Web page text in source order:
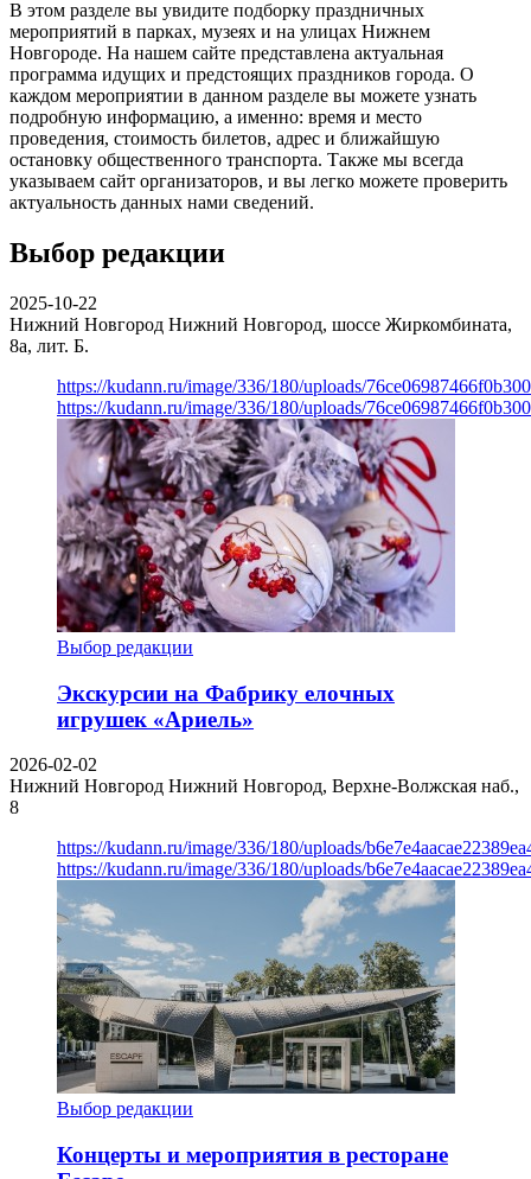
В этом разделе вы увидите подборку праздничных
мероприятий в парках, музеях и на улицах Нижнем
Новгороде. На нашем сайте представлена актуальная
программа идущих и предстоящих праздников города. О
каждом мероприятии в данном разделе вы можете узнать
подробную информацию, а именно: время и место
проведения, стоимость билетов, адрес и ближайшую
остановку общественного транспорта. Также мы всегда
указываем сайт организаторов, и вы легко можете проверить
актуальность данных нами сведений.
Выбор редакции
2025-10-22
Нижний Новгород Нижний Новгород, шоссе Жиркомбината,
8а, лит. Б.
https://kudann.ru/image/336/180/uploads/
https://kudann.ru/image/336/180/uploads/
Выбор редакции
Экскурсии на Фабрику елочных
игрушек «Ариель»
2026-02-02
Нижний Новгород Нижний Новгород, Верхне-Волжская наб.,
8
https://kudann.ru/image/336/180/uploads/
https://kudann.ru/image/336/180/uploads/
Выбор редакции
Концерты и мероприятия в ресторане